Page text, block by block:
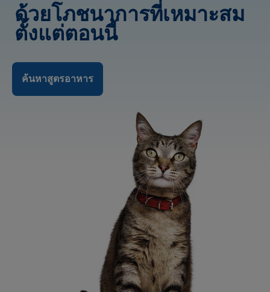
ด้วยโภชนาการที่เหมาะสม
ตั้งแต่ตอนนี้
ค้นหาสูตรอาหาร